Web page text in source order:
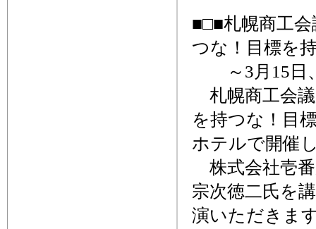
■□■札幌商工
つな！目標を
～3月15日
札幌商工会議
を持つな！目
ホテルで開催
株式会社壱番
宗次徳二氏を
演いただきま